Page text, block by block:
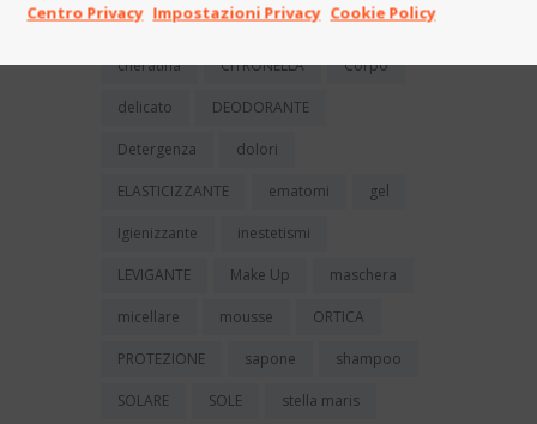
CAPELLI GRASSI cellulite
cheratina CITRONELLA Corpo
delicato DEODORANTE
Detergenza dolori
ELASTICIZZANTE ematomi gel
Igienizzante inestetismi
LEVIGANTE Make Up maschera
micellare mousse ORTICA
PROTEZIONE sapone shampoo
SOLARE SOLE stella maris
Centro Privacy Impostazioni Privacy Cookie Policy